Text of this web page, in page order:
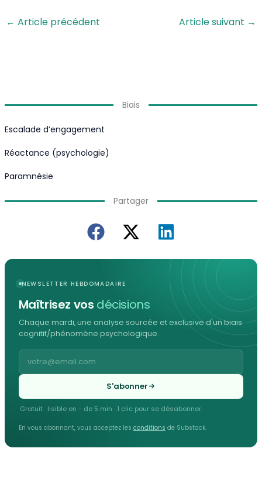
← Article précédent Article suivant →
Biais
Escalade d’engagement
Réactance (psychologie)
Paramnésie
Partager
NEWSLETTER HEBDOMADAIRE
Maîtrisez vos décisions
Chaque mardi, une analyse sourcée et exclusive d'un biais
cognitif/phénomène psychologique.
S'abonner
Gratuit · lisible en - de 5 min · 1 clic pour se désabonner.
En vous abonnant, vous acceptez les conditions de Substack.